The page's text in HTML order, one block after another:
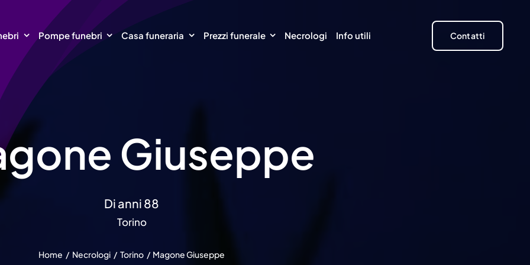
Pompe funebri Casa funeraria Prezzi funerale Necrologi Info utili Contatti
Giuseppe
Di anni 88
Torino
Home Necrologi Torino Magone Giuseppe